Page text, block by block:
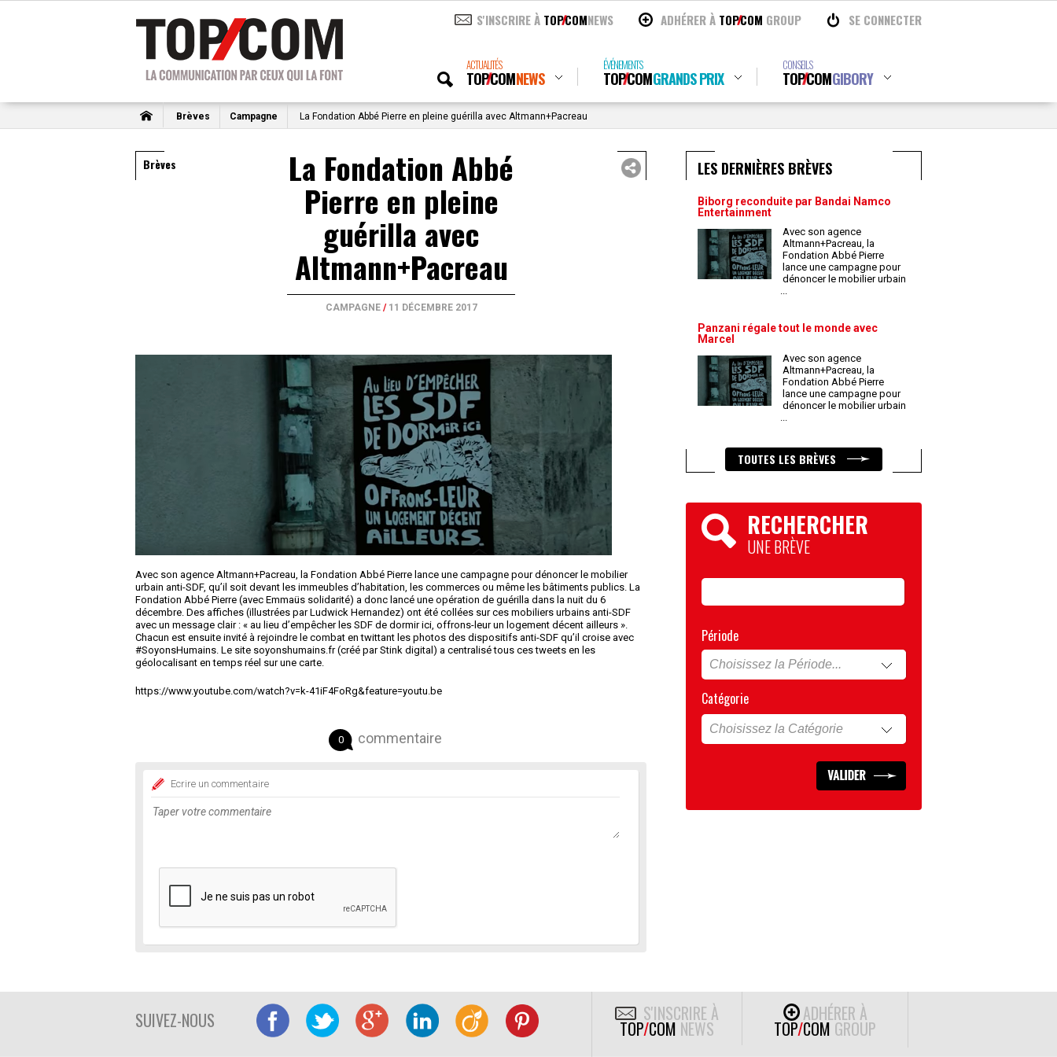
S'INSCRIRE À TOPCOMNEWS ADHÉRER À TOPCOM GROUP SE CONNECTER
ACTUALITÉS
TOPCOMNEWS
ÉVÉNEMENTS
TOPCOMGRANDS PRIX
CONSEILS
TOPCOMGIBORY
Brèves Campagne La Fondation Abbé Pierre en pleine guérilla avec Altmann+Pacreau
Brèves La Fondation Abbé
Pierre en pleine
guérilla avec
Altmann+Pacreau
CAMPAGNE/ 11 DÉCEMBRE 2017
Avec son agence Altmann+Pacreau, la Fondation Abbé Pierre lance une campagne pour dénoncer le mobilier
urbain anti-SDF, qu’il soit devant les immeubles d’habitation, les commerces ou même les bâtiments publics. La
Fondation Abbé Pierre (avec Emmaüs solidarité) a donc lancé une opération de guérilla dans la nuit du 6
décembre. Des affiches (illustrées par Ludwick Hernandez) ont été collées sur ces mobiliers urbains anti-SDF
avec un message clair : « au lieu d’empêcher les SDF de dormir ici, offrons-leur un logement décent ailleurs ».
Chacun est ensuite invité à rejoindre le combat en twittant les photos des dispositifs anti-SDF qu’il croise avec
#SoyonsHumains. Le site soyonshumains.fr (créé par Stink digital) a centralisé tous ces tweets en les
géolocalisant en temps réel sur une carte.
https://www.youtube.com/watch?v=k-41iF4FoRg&feature=youtu.be
0 commentaire
Ecrire un commentaire
LES DERNIÈRES BRÈVES
Biborg reconduite par Bandai Namco
Entertainment
Avec son agence
Altmann+Pacreau, la
Fondation Abbé Pierre
lance une campagne pour
dénoncer le mobilier urbain
...
Panzani régale tout le monde avec
Marcel
Avec son agence
Altmann+Pacreau, la
Fondation Abbé Pierre
lance une campagne pour
dénoncer le mobilier urbain
...
TOUTES LES BRÈVES
RECHERCHER
UNE BRÈVE
Période
Catégorie
SUIVEZ-NOUS S'INSCRIRE À
TOP/COM NEWS
ADHÉRER À
TOP/COM GROUP